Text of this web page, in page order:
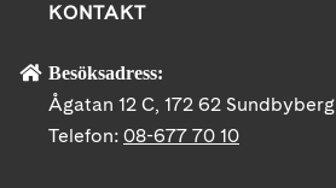
KONTAKT
Besöksadress:
Ågatan 12 C, 172 62 Sundbyberg
Telefon: 08-677 70 10